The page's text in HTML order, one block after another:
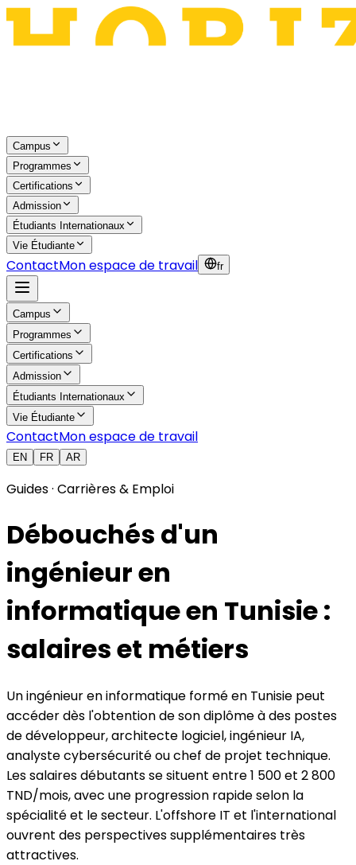
Campus
Programmes
Certifications
Admission
Étudiants Internationaux
Vie Étudiante
ContactMon espace de travail fr
Campus
Programmes
Certifications
Admission
Étudiants Internationaux
Vie Étudiante
ContactMon espace de travail
EN FR AR
Guides · Carrières & Emploi
Débouchés d'un
ingénieur en
informatique en Tunisie :
salaires et métiers
Un ingénieur en informatique formé en Tunisie peut
accéder dès l'obtention de son diplôme à des postes
de développeur, architecte logiciel, ingénieur IA,
analyste cybersécurité ou chef de projet technique.
Les salaires débutants se situent entre 1 500 et 2 800
TND/mois, avec une progression rapide selon la
spécialité et le secteur. L'offshore IT et l'international
ouvrent des perspectives supplémentaires très
attractives.